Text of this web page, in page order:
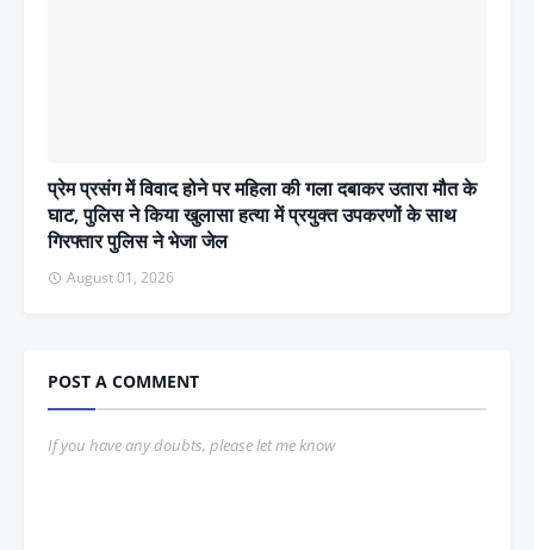
प्रेम प्रसंग में विवाद होने पर महिला की गला दबाकर उतारा मौत के
घाट, पुलिस ने किया खुलासा हत्या में प्रयुक्त उपकरणों के साथ
गिरफ्तार पुलिस ने भेजा जेल
August 01, 2026
POST A COMMENT
If you have any doubts, please let me know